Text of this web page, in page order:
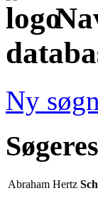
Ny
Abraham Hertz